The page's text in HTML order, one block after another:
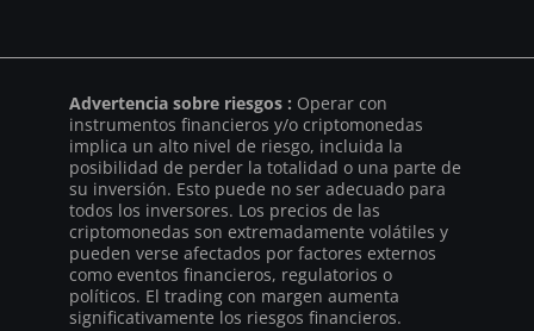
Advertencia sobre riesgos : Operar con
instrumentos financieros y/o criptomonedas
implica un alto nivel de riesgo, incluida la
posibilidad de perder la totalidad o una parte de
su inversión. Esto puede no ser adecuado para
todos los inversores. Los precios de las
criptomonedas son extremadamente volátiles y
pueden verse afectados por factores externos
como eventos financieros, regulatorios o
políticos. El trading con margen aumenta
significativamente los riesgos financieros.